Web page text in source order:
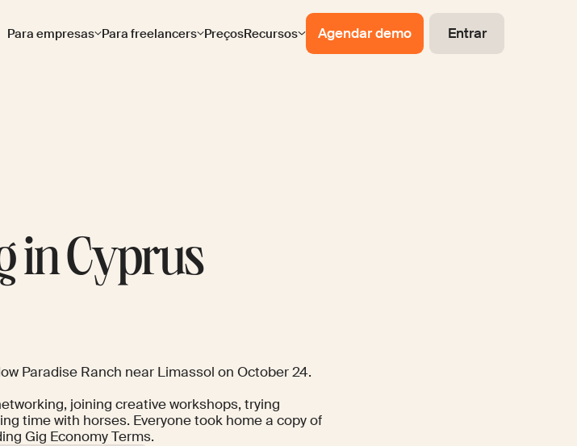
Para empresas Para freelancers PreçosRecursos Agendar demo Entrar
in Cyprus
Paradise Ranch near Limassol on October 24.
joining creative workshops, trying
time with horses. Everyone took home a copy of
Gig Economy Terms.